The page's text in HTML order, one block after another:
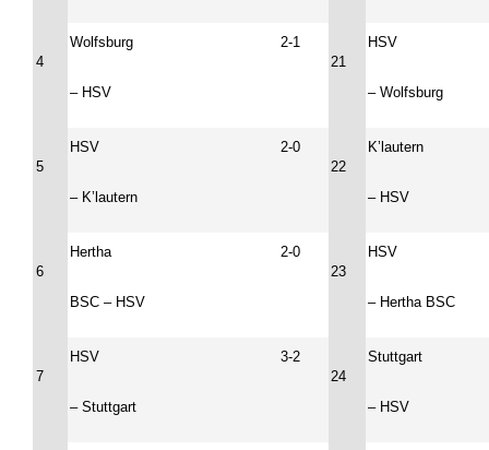
4
Wolfsburg
– HSV
2-1
21
HSV
– Wolfsburg
5
HSV
– K’lautern
2-0
22
K’lautern
– HSV
6
Hertha
BSC – HSV
2-0
23
HSV
– Hertha BSC
7
HSV
– Stuttgart
3-2
24
Stuttgart
– HSV